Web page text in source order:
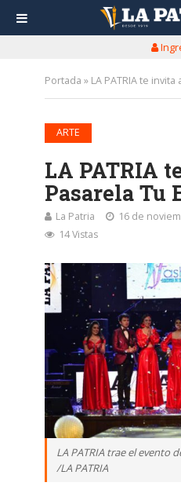
Portada » LA PATRIA te invita
ARTE
LA PATRIA
Pasarela Tu
La Patria
16 de
14 Vistas
LA PATRIA trae el evento
/LA PATRIA